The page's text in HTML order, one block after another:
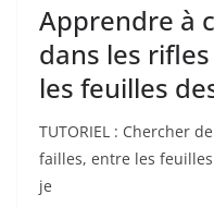
Apprendre à
dans les
les feuilles
TUTORIEL : Chercher
failles, entre les
je